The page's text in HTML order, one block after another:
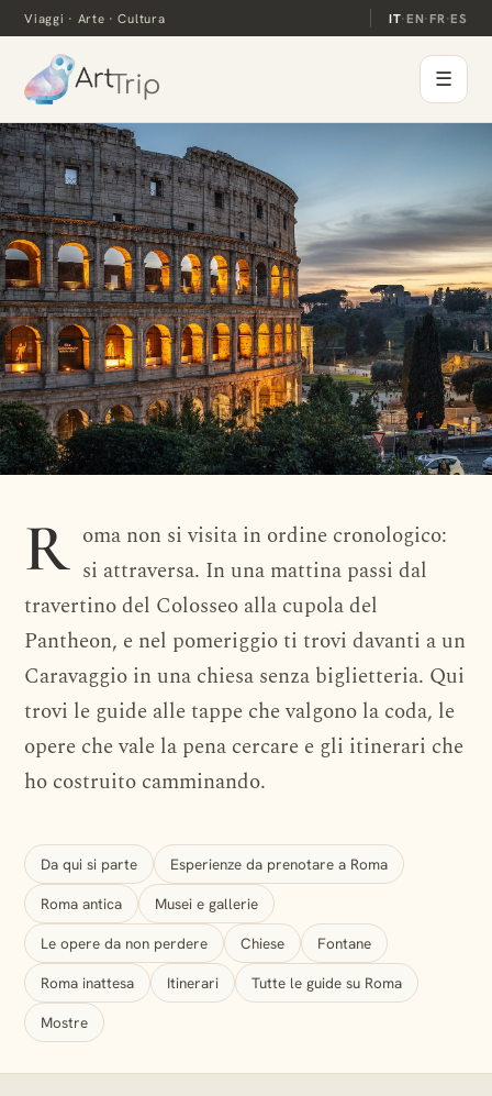
Viaggi · Arte · Cultura IT·EN·FR·ES
☰
Roma
R oma non si visita in ordine cronologico:
si attraversa. In una mattina passi dal
travertino del Colosseo alla cupola del
Pantheon, e nel pomeriggio ti trovi davanti a un
Caravaggio in una chiesa senza biglietteria. Qui
trovi le guide alle tappe che valgono la coda, le
opere che vale la pena cercare e gli itinerari che
ho costruito camminando.
Da qui si parte
Esperienze da prenotare a Roma
Roma antica
Musei e gallerie
Le opere da non perdere
Chiese
Fontane
Roma inattesa
Itinerari
Tutte le guide su Roma
Mostre